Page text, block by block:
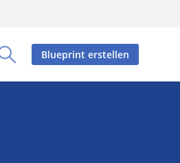
Toggle Search Panel
Blueprint erstellen